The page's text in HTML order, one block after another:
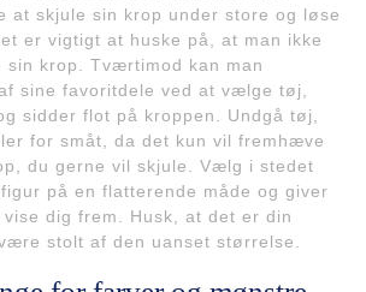
at skjule sin krop under store og løse
er vigtigt at huske på, at man ikke
sin krop. Tværtimod kan man
sine favoritdele ved at vælge tøj,
sidder flot på kroppen. Undgå tøj,
for småt, da det kun vil fremhæve
du gerne vil skjule. Vælg i stedet
på en flatterende måde og giver
dig frem. Husk, at det er din
stolt af den uanset størrelse.